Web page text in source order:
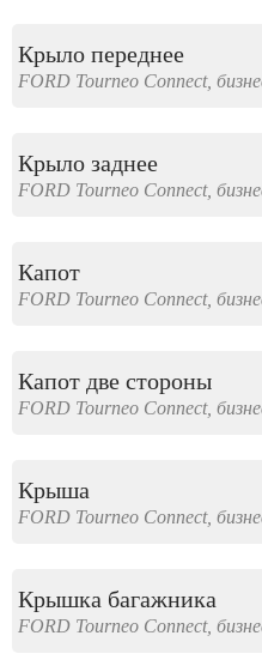
Крыло переднее
FORD Tourneo Connect,
Крыло заднее
FORD Tourneo Connect,
Капот
FORD Tourneo Connect,
Капот две стороны
FORD Tourneo Connect,
Крыша
FORD Tourneo Connect,
Крышка багажника
FORD Tourneo Connect,